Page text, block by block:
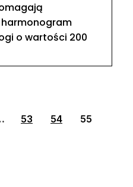
o wartości 200
53 54
55